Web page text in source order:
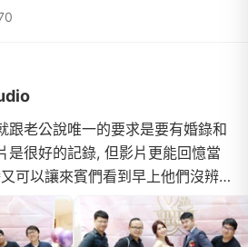
跟老公說唯一的要求是要有婚錄和
是很好的記錄, 但影片更能回憶當
可以讓來賓們看到早上他們沒辨法
啊找! 某天看到fb跳出一個快剪快播
片很讚耶!找婚錄團隊的宗旨是, 希